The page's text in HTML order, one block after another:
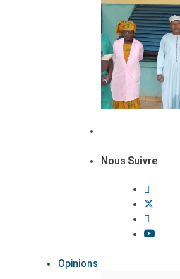
Nous Suivre
Opinions